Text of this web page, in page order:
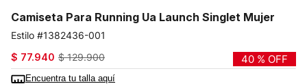
Camiseta Para Running Ua Launch Singlet Mujer
1382436-001
$ 77.940 $ 129.900 40 % OFF
Encuentra tu talla aquí